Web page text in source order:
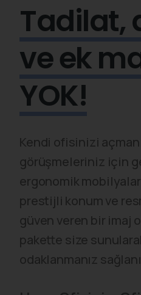
Tadilat,
ve ek
YOK!
Kendi ofisinizi
görüşmeleriniz için
ergonomik
prestijli konum ve
güven veren bir imaj
pakette size
odaklanmanız